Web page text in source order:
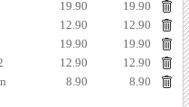
19.90
19.90
12.90
12.90
19.90
19.90
12.90
12.90
8.90 8.90